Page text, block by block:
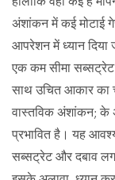
अंशांकन में कई
आपरेशन में ध्यान दिया
एक कम सीमा
साथ उचित आकार का
वास्तविक अंशांकन; के
प्रभावित है। यह
सब्सट्रेट और दबाव